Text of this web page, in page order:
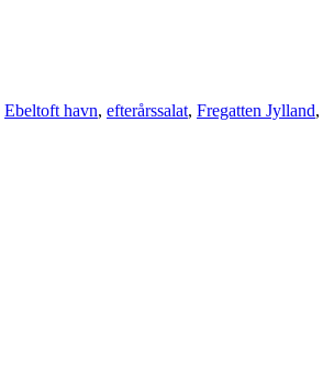
Ebeltoft havn, efterårssalat, Fregatten Jylland,